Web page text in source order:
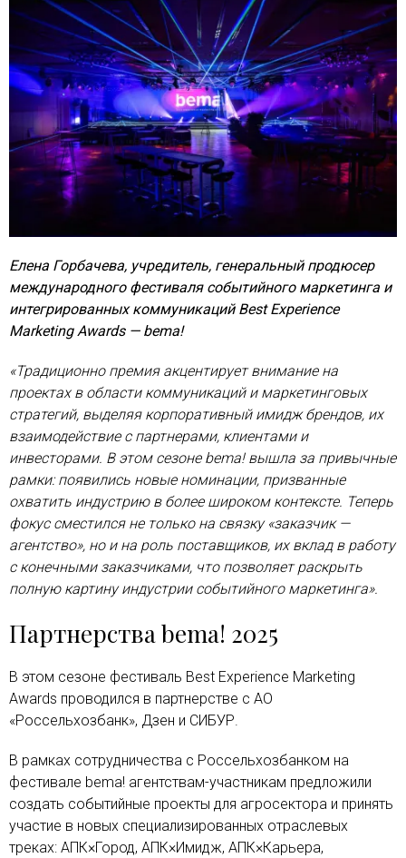
Елена Горбачева, учредитель, генеральный продюсер
международного фестиваля событийного маркетинга и
интегрированных коммуникаций Best Experience
Marketing Awards — bema!
«Традиционно премия акцентирует внимание на
проектах в области коммуникаций и маркетинговых
стратегий, выделяя корпоративный имидж брендов, их
взаимодействие с партнерами, клиентами и
инвесторами. В этом сезоне bema! вышла за привычные
рамки: появились новые номинации, призванные
охватить индустрию в более широком контексте. Теперь
фокус сместился не только на связку «заказчик —
агентство», но и на роль поставщиков, их вклад в работу
с конечными заказчиками, что позволяет раскрыть
полную картину индустрии событийного маркетинга».
Партнерства bema! 2025
В этом сезоне фестиваль Best Experience Marketing
Awards проводился в партнерстве с АО
«Россельхозбанк», Дзен и СИБУР.
В рамках сотрудничества с Россельхозбанком на
фестивале bema! агентствам-участникам предложили
создать событийные проекты для агросектора и принять
участие в новых специализированных отраслевых
треках: АПК×Город, АПК×Имидж, АПК×Карьера,